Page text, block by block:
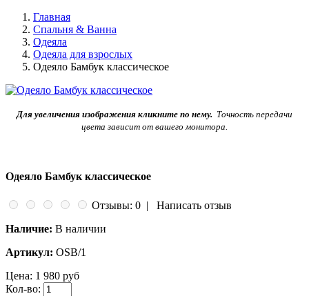
Главная
Спальня & Ванна
Одеяла
Одеяла для взрослых
Одеяло Бамбук классическое
Для увеличения изображения кликните по нему. Точность передачи
цвета зависит от вашего монитора.
Одеяло Бамбук классическое
Отзывы: 0 | Написать отзыв
Наличие: В наличии
Артикул: OSB/1
Цена: 1 980 руб
Кол-во: